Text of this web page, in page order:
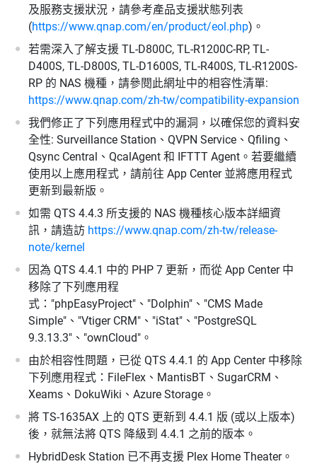
及服務支援狀況，請參考產品支援狀態列表
(https://www.qnap.com/en/product/eol.php)。
若需深入了解支援 TL-D800C, TL-R1200C-RP, TL-
D400S, TL-D800S, TL-D1600S, TL-R400S, TL-R1200S-
RP 的 NAS 機種，請參閱此網址中的相容性清單:
https://www.qnap.com/zh-tw/compatibility-expansion
我們修正了下列應用程式中的漏洞，以確保您的資料安
全性: Surveillance Station、QVPN Service、Qfiling、
Qsync Central、QcalAgent 和 IFTTT Agent。若要繼續
使用以上應用程式，請前往 App Center 並將應用程式
更新到最新版。
如需 QTS 4.4.3 所支援的 NAS 機種核心版本詳細資
訊，請造訪 https://www.qnap.com/zh-tw/release-
note/kernel
因為 QTS 4.4.1 中的 PHP 7 更新，而從 App Center 中
移除了下列應用程
式："phpEasyProject"、"Dolphin"、"CMS Made
Simple"、"Vtiger CRM"、"iStat"、"PostgreSQL
9.3.13.3"、"ownCloud"。
由於相容性問題，已從 QTS 4.4.1 的 App Center 中移除
下列應用程式：FileFlex、MantisBT、SugarCRM、
Xeams、DokuWiki、Azure Storage。
將 TS-1635AX 上的 QTS 更新到 4.4.1 版 (或以上版本)
後，就無法將 QTS 降級到 4.4.1 之前的版本。
HybridDesk Station 已不再支援 Plex Home Theater。